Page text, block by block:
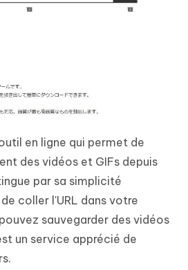
en ligne qui permet de
des vidéos et GIFs depuis
par sa simplicité
coller l'URL dans votre
sauvegarder des vidéos
un service apprécié de